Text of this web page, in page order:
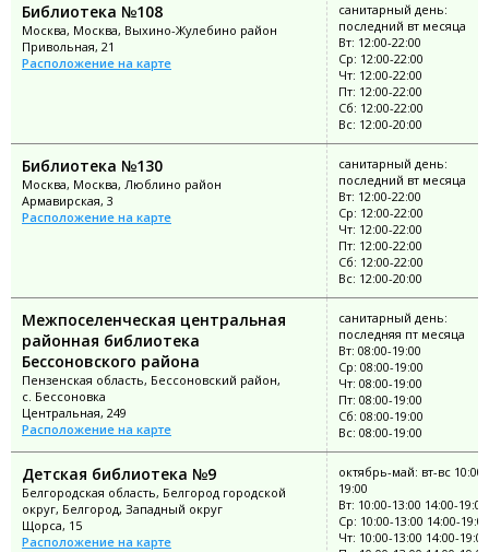
Библиотека №108
Москва, Москва, Выхино-Жулебино район
Привольная, 21
Расположение на карте
санитарный день:
последний вт месяца
Вт: 12:00-22:00
Ср: 12:00-22:00
Чт: 12:00-22:00
Пт: 12:00-22:00
Сб: 12:00-22:00
Вс: 12:00-20:00
Библиотека №130
Москва, Москва, Люблино район
Армавирская, 3
Расположение на карте
санитарный день:
последний вт месяца
Вт: 12:00-22:00
Ср: 12:00-22:00
Чт: 12:00-22:00
Пт: 12:00-22:00
Сб: 12:00-22:00
Вс: 12:00-20:00
Межпоселенческая центральная
районная библиотека
Бессоновского района
Пензенская область, Бессоновский район,
с. Бессоновка
Центральная, 249
Расположение на карте
санитарный день:
последняя пт месяца
Вт: 08:00-19:00
Ср: 08:00-19:00
Чт: 08:00-19:00
Пт: 08:00-19:00
Сб: 08:00-19:00
Вс: 08:00-19:00
Детская библиотека №9
Белгородская область, Белгород городской
округ, Белгород, Западный округ
Щорса, 15
Расположение на карте
октябрь-май: вт-вс 10:00-
19:00
Вт: 10:00-13:00 14:00-19:00
Ср: 10:00-13:00 14:00-19:00
Чт: 10:00-13:00 14:00-19:00